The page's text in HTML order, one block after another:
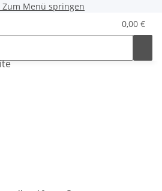
Zum Menü springen
0,00 €